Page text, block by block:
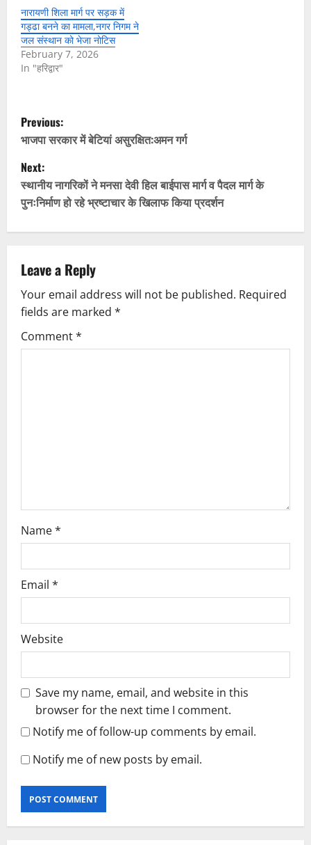
नारायणी शिला मार्ग पर सड़क में
गड्ढा बनने का मामला,नगर निगम ने
जल संस्थान को भेजा नोटिस
February 7, 2026
In "हरिद्वार"
P
o
s
t
n
a
v
i
g
Previous:
भाजपा सरकार में बेटियां असुरक्षित:अमन गर्ग
Next:
स्थानीय नागरिकों ने मनसा देवी हिल बाईपास मार्ग व पैदल मार्ग के
पुनःनिर्माण हो रहे भ्रष्टाचार के खिलाफ किया प्रदर्शन
Leave a Reply
Your email address will not be published. Required
fields are marked *
Comment*
Name*
Email *
Website
Save my name, email, and website in this
browser for the next time I comment.
Notify me of follow-up comments by email.
Notify me of new posts by email.